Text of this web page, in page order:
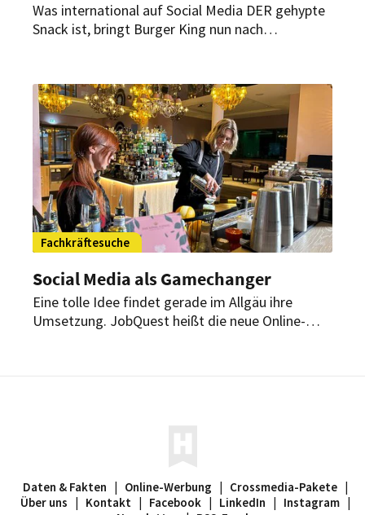
Was international auf Social Media DER gehypte
Snack ist, bringt Burger King nun nach
sein Sortiment auf.
Fachkräftesuche
Social Media als Gamechanger
Eine tolle Idee findet gerade im Allgäu ihre
Umsetzung. JobQuest heißt die neue Online-
Daten & Fakten Online-Werbung Crossmedia-Pakete
Über uns
Kontakt Facebook LinkedIn Instagram